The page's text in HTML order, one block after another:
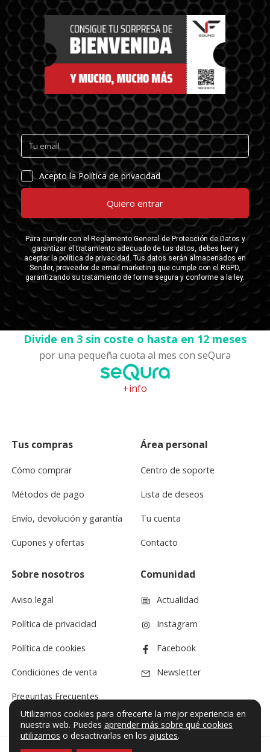
Divide en 3 sin coste o hasta en 12 meses
por una pequeña cuota al mes con seQura
+info
Tus compras
Cómo comprar
Métodos de pago
Envío, devolución y garantía
Cupones y ofertas
Área personal
Centro de soporte
Lista de deseos
Tu cuenta
Contacto
Sobre nosotros
Aviso legal
Política de privacidad
Política de cookies
Condiciones de venta
Preguntas Frecuentes
Comunidad
Actualidad
Instagram
Facebook
Newsletter
Utilizamos cookies para ofrecerte la mejor experiencia en
nuestra web. Puedes aprender más sobre qué cookies
utilizamos o desactivarlas en los ajustes.